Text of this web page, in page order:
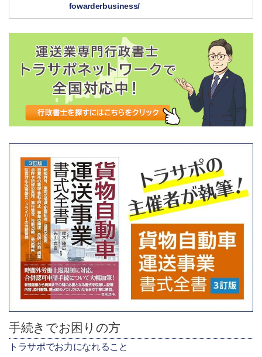
fowarderbusiness/
手続きでお困りの方
トラサポでお力になれること